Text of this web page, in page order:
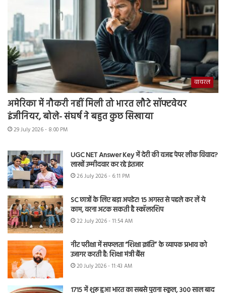
वायरल
अमेरिका में नौकरी नहीं मिली तो भारत लौटे सॉफ्टवेयर
इंजीनियर, बोले- संघर्ष ने बहुत कुछ सिखाया
29 July 2026 - 8:00 PM
UGC NET Answer Key में देरी की वजह पेपर लीक विवाद?
लाखों उम्मीदवार कर रहे इंतजार
26 July 2026 - 6:11 PM
SC छात्रों के लिए बड़ा अपडेट! 15 अगस्त से पहले कर लें ये
काम, वरना अटक सकती है स्कॉलरशिप
22 July 2026 - 11:54 AM
नीट परीक्षा में सफलता “शिक्षा क्रांति” के व्यापक प्रभाव को
उजागर करती है: शिक्षा मंत्री बैंस
20 July 2026 - 11:43 AM
1715 में शुरू हुआ भारत का सबसे पुराना स्कूल, 300 साल बाद